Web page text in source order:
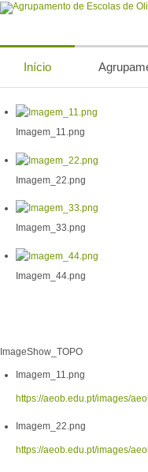
Início
Imagem_11.png
Imagem_22.png
Imagem_33.png
Imagem_44.png
ImageShow_TOPO
Imagem_11.png
https://aeob.edu.pt/images/
Imagem_22.png
https://aeob.edu.pt/images/